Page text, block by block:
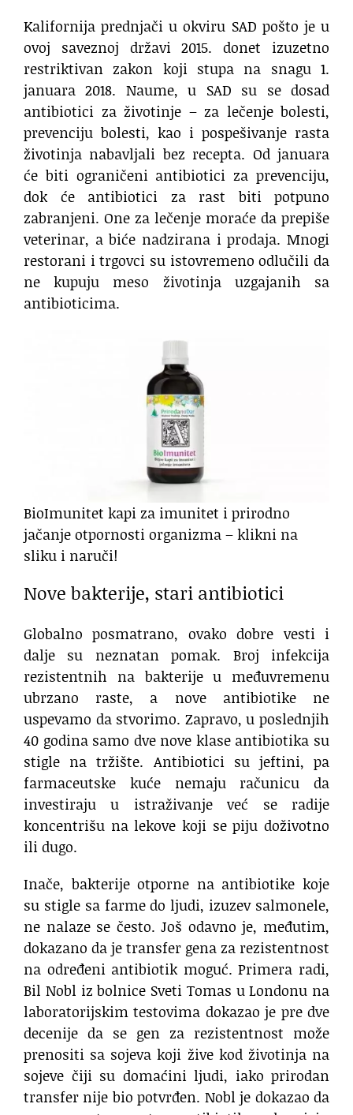
Kalifornija prednjači u okviru SAD pošto je u
ovoj saveznoj državi 2015. donet izuzetno
restriktivan zakon koji stupa na snagu 1.
januara 2018. Naume, u SAD su se dosad
antibiotici za životinje – za lečenje bolesti,
prevenciju bolesti, kao i pospešivanje rasta
životinja nabavljali bez recepta. Od januara
će biti ograničeni antibiotici za prevenciju,
dok će antibiotici za rast biti potpuno
zabranjeni. One za lečenje moraće da prepiše
veterinar, a biće nadzirana i prodaja. Mnogi
restorani i trgovci su istovremeno odlučili da
ne kupuju meso životinja uzgajanih sa
antibioticima.
BioImunitet kapi za imunitet i prirodno
jačanje otpornosti organizma – klikni na
sliku i naruči!
Nove bakterije, stari antibiotici
Globalno posmatrano, ovako dobre vesti i
dalje su neznatan pomak. Broj infekcija
rezistentnih na bakterije u međuvremenu
ubrzano raste, a nove antibiotike ne
uspevamo da stvorimo. Zapravo, u poslednjih
40 godina samo dve nove klase antibiotika su
stigle na tržište. Antibiotici su jeftini, pa
farmaceutske kuće nemaju računicu da
investiraju u istraživanje već se radije
koncentrišu na lekove koji se piju doživotno
ili dugo.
Inače, bakterije otporne na antibiotike koje
su stigle sa farme do ljudi, izuzev salmonele,
ne nalaze se često. Još odavno je, međutim,
dokazano da je transfer gena za rezistentnost
na određeni antibiotik moguć. Primera radi,
Bil Nobl iz bolnice Sveti Tomas u Londonu na
laboratorijskim testovima dokazao je pre dve
decenije da se gen za rezistentnost može
prenositi sa sojeva koji žive kod životinja na
sojeve čiji su domaćini ljudi, iako prirodan
transfer nije bio potvrđen. Nobl je dokazao da